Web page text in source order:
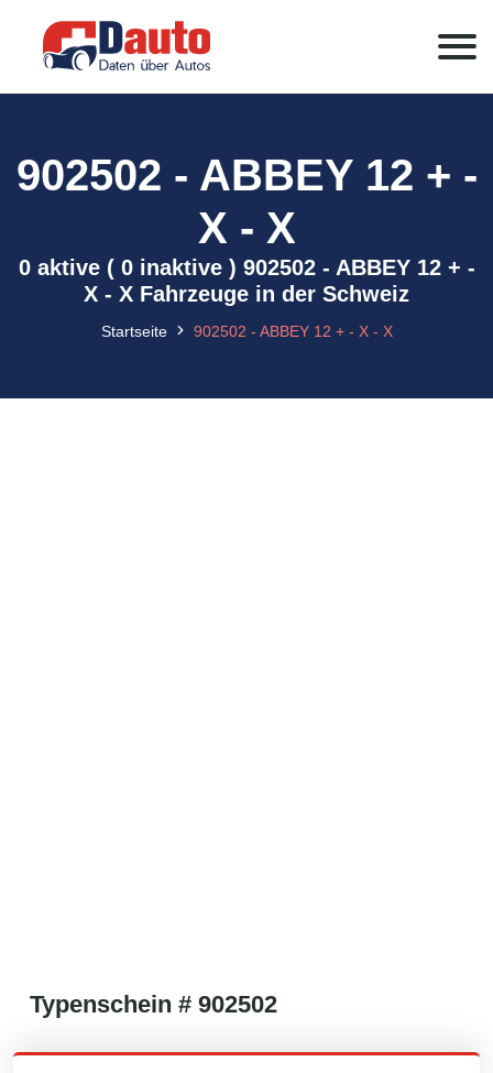
902502 - ABBEY 12 + -
X - X
0 aktive ( 0 inaktive ) 902502 - ABBEY 12 + -
X - X Fahrzeuge in der Schweiz
Startseite 902502 - ABBEY 12 + - X - X
Typenschein # 902502